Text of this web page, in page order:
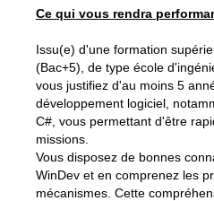
Ce qui vous rendra
Issu(e) d'une formation
(Bac+5), de type école
vous justifiez d'au moins 5
développement logiciel,
C#, vous permettant d'être
missions.
Vous disposez de bonnes
WinDev et en comprenez les
mécanismes. Cette